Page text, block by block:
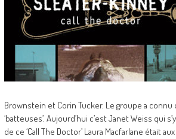
Brownstein et Corin Tucker. Le groupe a
‘batteuses’. Aujourd’hui c’est Janet Weiss qui
de ce ‘Call The Doctor’ Laura Macfarlane était